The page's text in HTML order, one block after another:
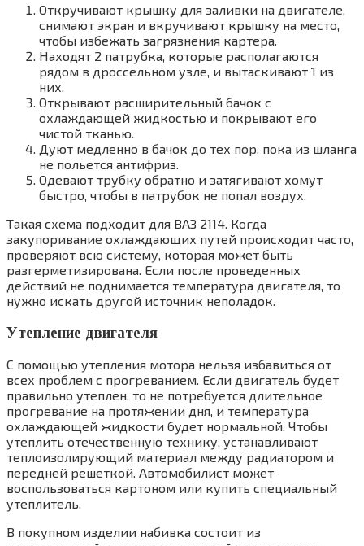
Откручивают крышку для заливки на двигателе,
снимают экран и вкручивают крышку на место,
чтобы избежать загрязнения картера.
Находят 2 патрубка, которые располагаются
рядом в дроссельном узле, и вытаскивают 1 из
них.
Открывают расширительный бачок с
охлаждающей жидкостью и покрывают его
чистой тканью.
Дуют медленно в бачок до тех пор, пока из шланга
не польется антифриз.
Одевают трубку обратно и затягивают хомут
быстро, чтобы в патрубок не попал воздух.
Такая схема подходит для ВАЗ 2114. Когда
закупоривание охлаждающих путей происходит часто,
проверяют всю систему, которая может быть
разгерметизирована. Если после проведенных
действий не поднимается температура двигателя, то
нужно искать другой источник неполадок.
Утепление двигателя
С помощью утепления мотора нельзя избавиться от
всех проблем с прогреванием. Если двигатель будет
правильно утеплен, то не потребуется длительное
прогревание на протяжении дня, и температура
охлаждающей жидкости будет нормальной. Чтобы
утеплить отечественную технику, устанавливают
теплоизолирующий материал между радиатором и
передней решеткой. Автомобилист может
воспользоваться картоном или купить специальный
утеплитель.
В покупном изделии набивка состоит из